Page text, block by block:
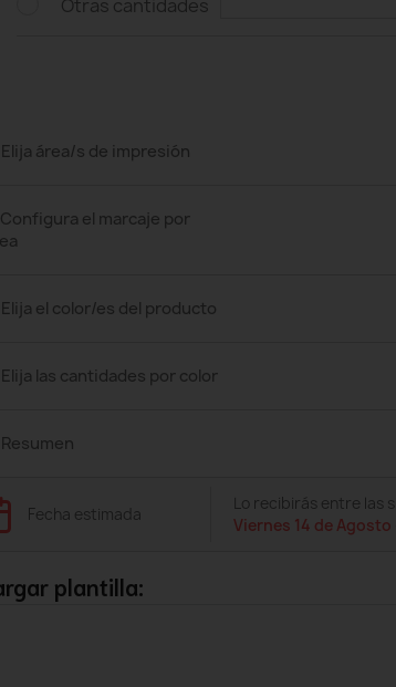
Otras cantidades
área/s de impresión
el marcaje por
el color/es del producto
las cantidades por color
Fecha estimada
Lo recibirás entre las
Viernes 14 de Agosto
plantilla: